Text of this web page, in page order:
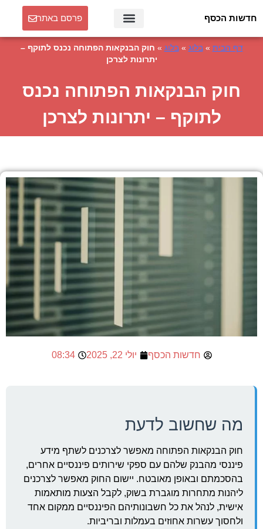
חדשות הכסף פרסם באתר
דף הבית »בלוג »בלוג » חוק הבנקאות הפתוחה נכנס לתוקף –
יתרונות לצרכן
חוק הבנקאות הפתוחה נכנס
לתוקף – יתרונות לצרכן
חדשות הכסף יולי 22, 2025 08:34
מה שחשוב לדעת
חוק הבנקאות הפתוחה מאפשר לצרכנים לשתף מידע
פיננסי מהבנק שלהם עם ספקי שירותים פיננסיים אחרים,
בהסכמתם ובאופן מאובטח. יישום החוק מאפשר לצרכנים
ליהנות מתחרות מוגברת בשוק, לקבל הצעות מותאמות
אישית, לנהל את כל חשבונותיהם הפיננסיים ממקום אחד
ולחסוך עשרות אחוזים בעמלות ובריביות.